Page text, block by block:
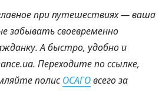
при путешествиях — ваша
забывать своевременно
А быстро, удобно и
Переходите по ссылке,
полисОСАГОвсего за